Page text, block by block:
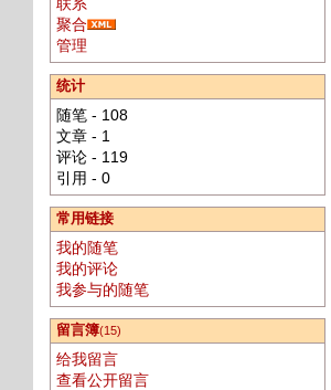
聚合
管理
统计
随笔 - 108
文章 - 1
评论 - 119
引用 - 0
常用链接
我的随笔
我的评论
我参与的随笔
留言簿(15)
给我留言
查看公开留言